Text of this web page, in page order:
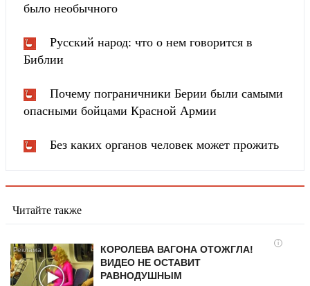
было необычного
Русский народ: что о нем говорится в
Библии
Почему пограничники Берии были самыми
опасными бойцами Красной Армии
Без каких органов человек может прожить
Читайте также
i
КОРОЛЕВА ВАГОНА ОТОЖГЛА!
ВИДЕО НЕ ОСТАВИТ
РАВНОДУШНЫМ